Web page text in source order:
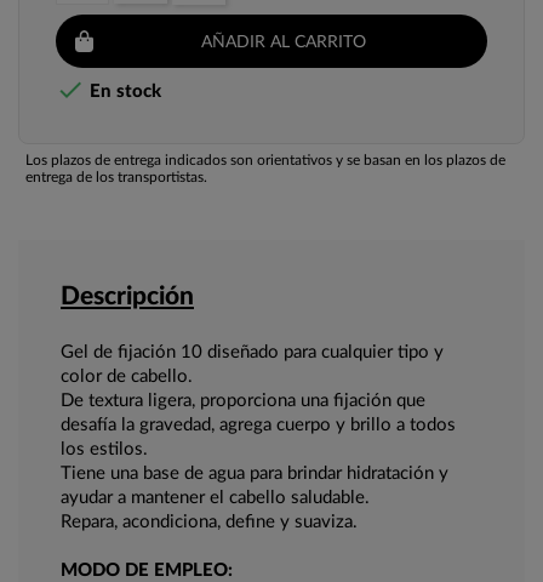
AÑADIR AL CARRITO
 En stock
Los plazos de entrega indicados son orientativos y se basan en los plazos de
entrega de los transportistas.
Descripción
Gel de fijación 10 diseñado para cualquier tipo y
color de cabello.
De textura ligera, proporciona una fijación que
desafía la gravedad, agrega cuerpo y brillo a todos
los estilos.
Tiene una base de agua para brindar hidratación y
ayudar a mantener el cabello saludable.
Repara, acondiciona, define y suaviza.
MODO DE EMPLEO: